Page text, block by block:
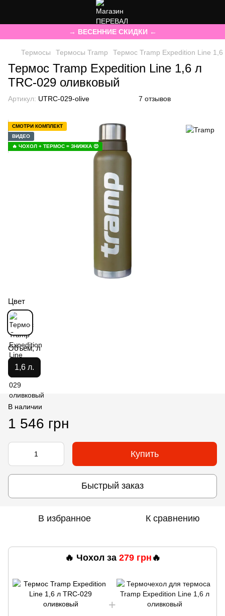
→ ВЕСЕННИЕ СКИДКИ ←
Термосы Термосы Tramp Термос Tramp Expedition Line
Термос Tramp Expedition Line 1,6 л
TRC-029 оливковый
Артикул: UTRC-029-olive 7 отзывов
СМОТРИ КОМПЛЕКТ
ВИДЕО
🔥 ЧОХОЛ + ТЕРМОС = ЗНИЖКА 😍
Цвет
Объем, л
1,6 л.
В наличии
1 546 грн
Купить
Быстрый заказ
В избранное К сравнению
🔥 Чохол за 279 грн 🔥